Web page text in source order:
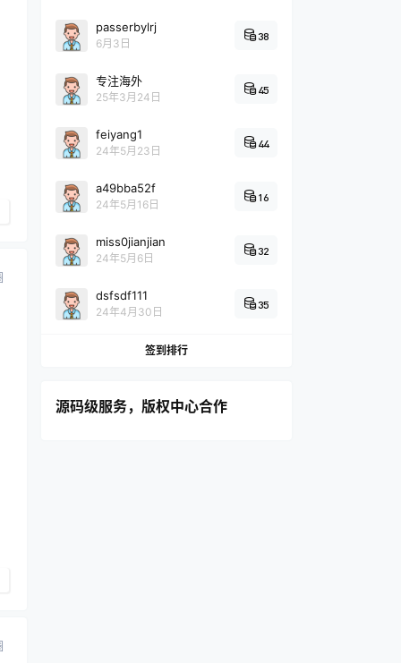
passerbylrj
6月3日
38
专注海外
25年3月24日
45
feiyang1
24年5月23日
44
a49bba52f
24年5月16日
16
miss0jianjian
24年5月6日
32
dsfsdf111
24年4月30日
35
签到排行
源码级服务，版权中心合作